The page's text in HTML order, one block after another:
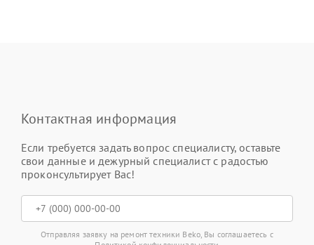
Контактная информация
Если требуется задать вопрос специалисту, оставьте
свои данные и дежурный специалист с радостью
проконсультирует Вас!
Отправляя заявку на ремонт техники Beko, Вы соглашаетесь с